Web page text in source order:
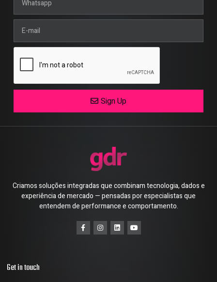
Sign Up
Criamos soluções integradas que combinam tecnologia, dados e
experiência de mercado — pensadas por especialistas que
entendem de performance e comportamento.
Get in touch